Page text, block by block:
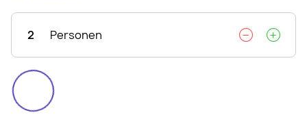
2 Personen